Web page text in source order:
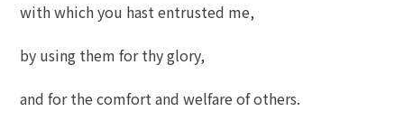
with which you hast entrusted me,
by using them for thy glory,
and for the comfort and welfare of others.